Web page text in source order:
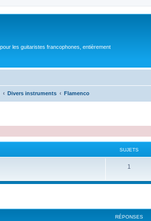
les guitaristes francophones, entièrement
Divers instruments Flamenco
SUJETS
1
t
RÉPONSES